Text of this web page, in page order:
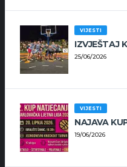
VIJESTI
IZVJEŠTAJ
25/06/2026
VIJESTI
NAJAVA
19/06/2026